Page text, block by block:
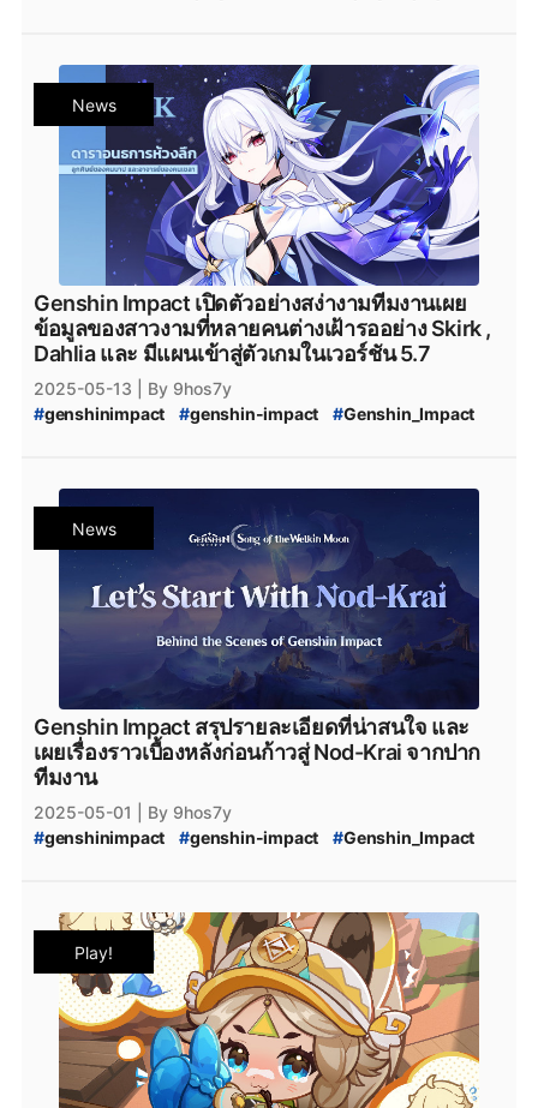
Genshin_Impact_Skirk #Skirk #Zenless_Zone_Zero
Genshin_Impact_กาชา #genshin_impact_Download
genshin_impact_โหลด #PCgame #ConsoleGame
# Epicgamesstore #epicgame
Genshin_Impact_Cosplay
Zenless_Zone_Zero_Cosplay #Cosplayer #Escoffier
Genshin_Impact_Escoffier
News
Genshin Impact เปิดตัวอย่างสง่างามทีมงานเผย
ข้อมูลของสาวงามที่หลายคนต่างเฝ้ารออย่าง Skirk ,
Dahlia และ มีแผนเข้าสู่ตัวเกมในเวอร์ชัน 5.7
2025-05-13
| By 9hos7y
#genshinimpact #genshin-impact #Genshin_Impact
Teyvat #Genshin_Impact_Teyvat
Genshin_Impact_Download #Genshin_Impact_Patch
Genshin_Impact_แพตช์ #Skirk #Skirk_Leak
Skirk_Genhin_Impact #Genshin_Impact_Skirk
Genshin_Impact_Skirk_คือใคร
Genshin_Impact_Abyss #Genshin_Impact_Escoffier
HoYoplay
News
Genshin Impact สรุปรายละเอียดที่น่าสนใจ และ
เผยเรื่องราวเบื้องหลังก่อนก้าวสู่ Nod-Krai จากปาก
ทีมงาน
2025-05-01
| By 9hos7y
#genshinimpact #genshin-impact #Genshin_Impact
Genshin_Impact_5.5_Code
Genshin_Impact_5.6_Code #Nod-Krai
Genshin_Impact_Nod-Krai #NodKrai #Teyvat
Genshin_Impact_Teyvat #Genshin_Impact_ดาวน์โหลด
Genshin_Impact_Download #Genshin_Impact_Patch
Genshin_Impact_แพตช์
Play!